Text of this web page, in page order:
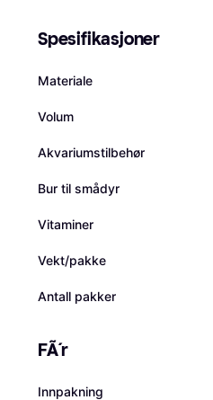
Spesifikasjoner
Materiale
Volum
Akvariumstilbehør
Bur til smådyr
Vitaminer
Vekt/pakke
Antall pakker
FÃ´r
Innpakning